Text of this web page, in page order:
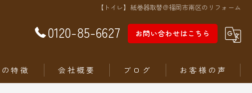
【トイレ】紙巻器取替@福岡市南区のリフォーム
0120-85-6627 お問い合わせはこちら
特徴 会社概要 ブログ お客様の声